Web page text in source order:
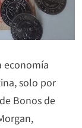
economía
solo por
Bonos de